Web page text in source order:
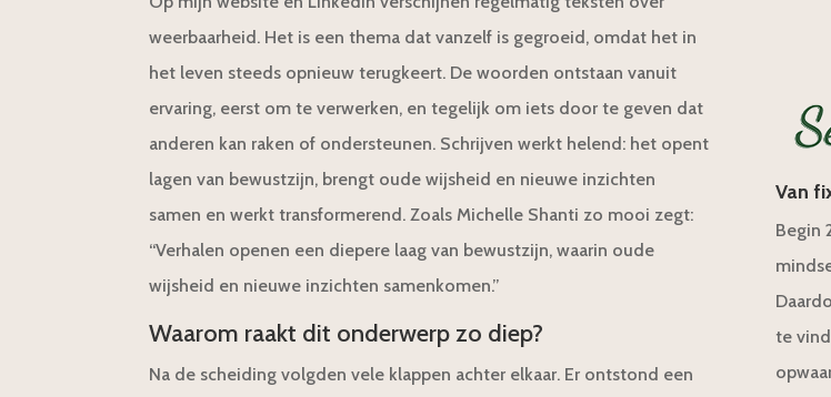
weerbaarheid. Het is een thema dat vanzelf is gegroeid, omdat het in
het leven steeds opnieuw terugkeert. De woorden ontstaan vanuit
ervaring, eerst om te verwerken, en tegelijk om iets door te geven dat
anderen kan raken of ondersteunen. Schrijven werkt helend: het opent
lagen van bewustzijn, brengt oude wijsheid en nieuwe inzichten
samen en werkt transformerend. Zoals Michelle Shanti zo mooi zegt:
“Verhalen openen een diepere laag van bewustzijn, waarin oude
wijsheid en nieuwe inzichten samenkomen.”
Waarom raakt dit onderwerp zo diep?
Na de scheiding volgden vele klappen achter elkaar. Er ontstond een
Van
Begin
te